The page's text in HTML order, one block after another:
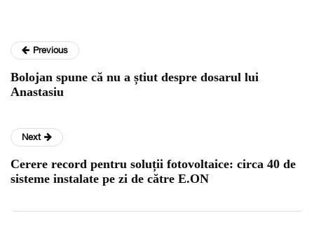
Previous
Bolojan spune că nu a știut despre dosarul lui
Anastasiu
Next
Cerere record pentru soluții fotovoltaice: circa 40 de
sisteme instalate pe zi de către E.ON